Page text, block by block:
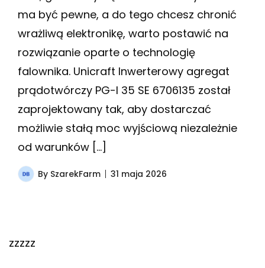
ma być pewne, a do tego chcesz chronić
wrażliwą elektronikę, warto postawić na
rozwiązanie oparte o technologię
falownika. Unicraft Inwerterowy agregat
prądotwórczy PG-I 35 SE 6706135 został
zaprojektowany tak, aby dostarczać
możliwie stałą moc wyjściową niezależnie
od warunków […]
By SzarekFarm 31 maja 2026
zzzzz